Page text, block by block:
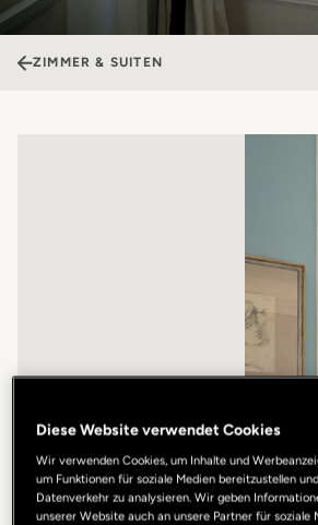
ZIMMER & SUITEN
Diese Website verwendet Cookies
Wir verwenden Cookies, um Inhalte und
um Funktionen für soziale Medien bereitzustellen
Datenverkehr zu analysieren. Wir geben
unserer Website auch an unsere Partner für soziale